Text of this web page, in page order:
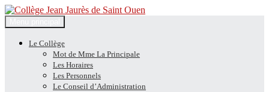
Collège Jean Jaurès de Saint
Ouen
Recherche
au
contenu
Le Collège
Mot de Mme La Principale
Les Horaires
Les Personnels
Le Conseil d’Administration